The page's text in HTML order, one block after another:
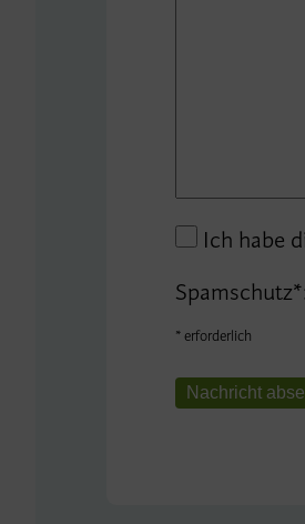
Ich habe
* erforderlich